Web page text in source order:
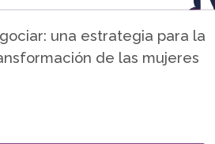
una estrategia para la
de las mujeres